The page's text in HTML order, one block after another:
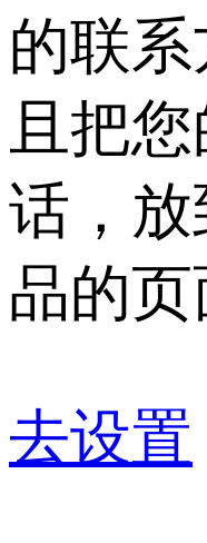
的联
且把
话，
品的
去设置